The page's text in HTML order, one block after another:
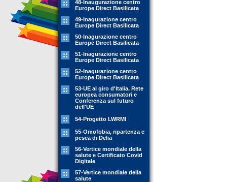
48-Inaugurazione centro
Europe Direct Basilicata
49-Inagurazione centro
Europe Direct Basilicata
50-Inagurazione centro
Europe Direct Basilicata
51-Inagurazione centro
Europe Direct Basilicata
52-Inagurazione centro
Europe Direct Basilicata
53-UE al giro d'Italia, Rete
europea consumatori e
Conferenza sul futuro
dell'UE
54-Progetto LWRMI
55-Omofobia, ripartenza e
pesca di Delia
56-Vertice mondiale della
salute e Certificato Covid
Digitale
57-Vertice mondiale della
salute